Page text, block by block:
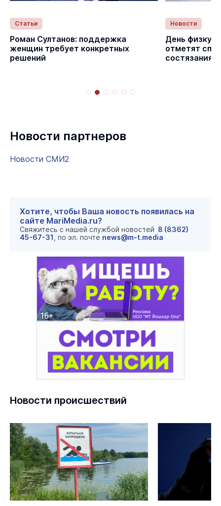
Статьи
Роман Султанов: поддержка
женщин требует конкретных
решений
Новости
День
отметят
Новости партнеров
Новости СМИ2
Хотите, чтобы Ваша новость появилась на
сайте MariMedia.ru?
Свяжитесь с нашей службой новостей 8 (8362)
45-67-31 , по эл. почте news@m-t.media
Новости происшествий